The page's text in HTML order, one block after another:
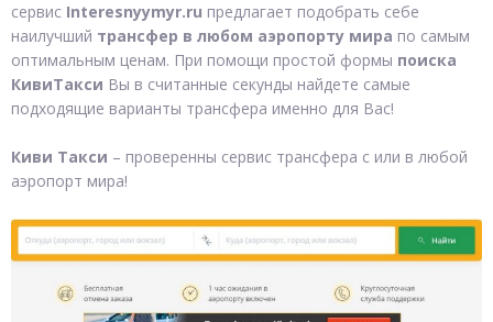
сервис Interesnyymyr.ru предлагает подобрать себе
наилучший трансфер в любом аэропорту мира по самым
оптимальным ценам. При помощи простой формы поиска
КивиТакси Вы в считанные секунды найдете самые
подходящие варианты трансфера именно для Вас!
Киви Такси – проверенны сервис трансфера с или в любой
аэропорт мира!